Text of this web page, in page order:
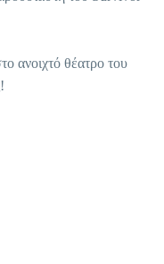
ανοιχτό θέατρο του